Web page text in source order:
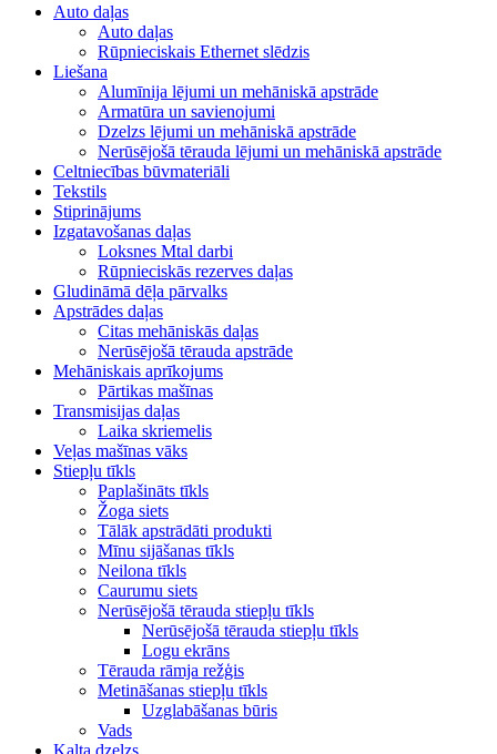
Auto daļas
Auto daļas
Rūpnieciskais Ethernet slēdzis
Liešana
Alumīnija lējumi un mehāniskā apstrāde
Armatūra un savienojumi
Dzelzs lējumi un mehāniskā apstrāde
Nerūsējošā tērauda lējumi un mehāniskā apstrāde
Celtniecības būvmateriāli
Tekstils
Stiprinājums
Izgatavošanas daļas
Loksnes Mtal darbi
Rūpnieciskās rezerves daļas
Gludināmā dēļa pārvalks
Apstrādes daļas
Citas mehāniskās daļas
Nerūsējošā tērauda apstrāde
Mehāniskais aprīkojums
Pārtikas mašīnas
Transmisijas daļas
Laika skriemelis
Veļas mašīnas vāks
Stiepļu tīkls
Paplašināts tīkls
Žoga siets
Tālāk apstrādāti produkti
Mīnu sijāšanas tīkls
Neilona tīkls
Caurumu siets
Nerūsējošā tērauda stiepļu tīkls
Nerūsējošā tērauda stiepļu tīkls
Logu ekrāns
Tērauda rāmja režģis
Metināšanas stiepļu tīkls
Uzglabāšanas būris
Vads
Kalta dzelzs